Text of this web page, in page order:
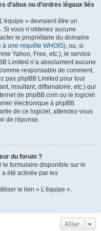
d’abus ou d’ordres légaux liés
» devraient être un
vous n’obtenez aucune
le propriétaire du domaine
à une requête WHOIS), ou, si
Yahoo, Free, etc.), le service
Limited n’a absolument aucune
responsable de comment,
pas phpBB Limited pour tout
insultant, diffamatoire, etc.) qui
de phpBB.com ou le logiciel
électronique à phpBB
de ce logiciel, attendez-vous
de réponse.
du forum ?
le formulaire disponible sur le
a été activée par les
le lien « L’équipe ».
Aller